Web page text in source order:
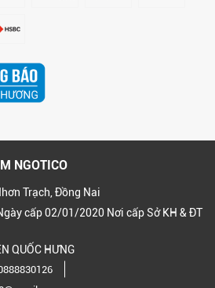
NGOTICO
Trạch, Đồng Nai
cấp 02/01/2020 Nơi cấp Sở KH & ĐT
QUỐC HƯNG